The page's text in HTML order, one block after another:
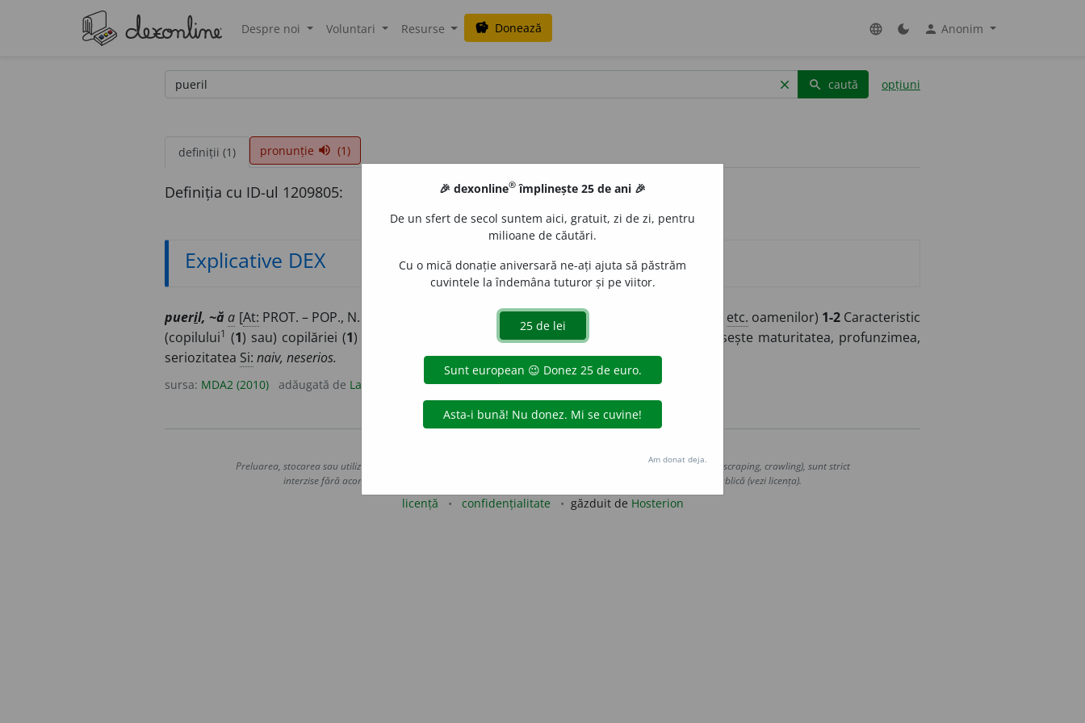
Despre noi Voluntari Resurse savings Donează language dark_mode person Anonim
clear search caută opțiuni
definiții (1) pronunție volume_up (1)
Definiția cu ID-ul 1209805:
Explicative DEX
pueril, ~ă a [At: PROT. – POP., N. D. / /E:frpuéril] (D. etc. oamenilor) 1-2Caracteristic
(copilului1 (1) sau) copilăriei (1) copilăros(1),naiv. 3(
) Căruia îi lipsește maturitatea, profunzimea,
seriozitatea Si: naiv, neserios.
sursa: MDA2 (2010) adăugată de LauraGellner acțiuni
Preluarea, stocarea sau utilizarea datelor de pe acest site, inclusiv prin orice metode de extragere automată (web scraping, crawling), sunt strict
interzise fără acordul nostru prealabil scris, cu excepția seturilor de date oferite oficial spre utilizare publică (vezi licența).
licență confidențialitate găzduit de Hosterion
🎉 dexonline® împlinește 25 de ani 🎉
De un sfert de secol suntem aici, gratuit, zi de zi, pentru
milioane de căutări.
Cu o mică donație aniversară ne-ați ajuta să păstrăm
cuvintele la îndemâna tuturor și pe viitor.
Am donat deja.